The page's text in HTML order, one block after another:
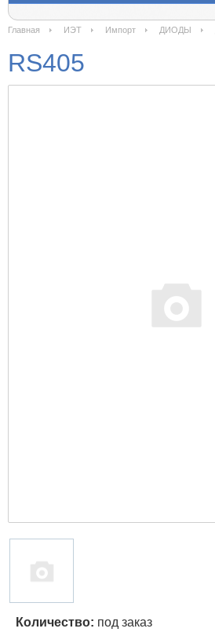
Главная ИЭТ Импорт ДИОДЫ
RS405
Количество: под заказ